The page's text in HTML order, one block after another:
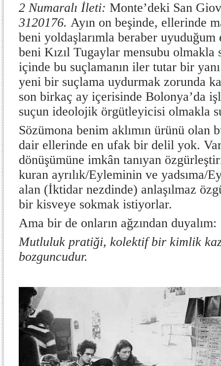
2 Numaralı İleti: Monte’deki San
3120176. Ayın on beşinde, ellerinde
beni yoldaşlarımla beraber uyuduğum
beni Kızıl Tugaylar mensubu olmakla
içinde bu suçlamanın iler tutar bir yanı
yeni bir suçlama uydurmak zorunda
son birkaç ay içerisinde Bolonya’da
suçun ideolojik örgütleyicisi olmakla
Sözümona benim aklımın ürünü olan
dair ellerinde en ufak bir delil yok.
dönüşümüne imkân tanıyan
kuran ayrılık/Eyleminin ve yadsıma/
alan (İktidar nezdinde) anlaşılmaz
bir kisveye sokmak istiyorlar.
Ama bir de onların ağzından duyalım:
Mutluluk pratiği, kolektif bir kimlik
bozguncudur.